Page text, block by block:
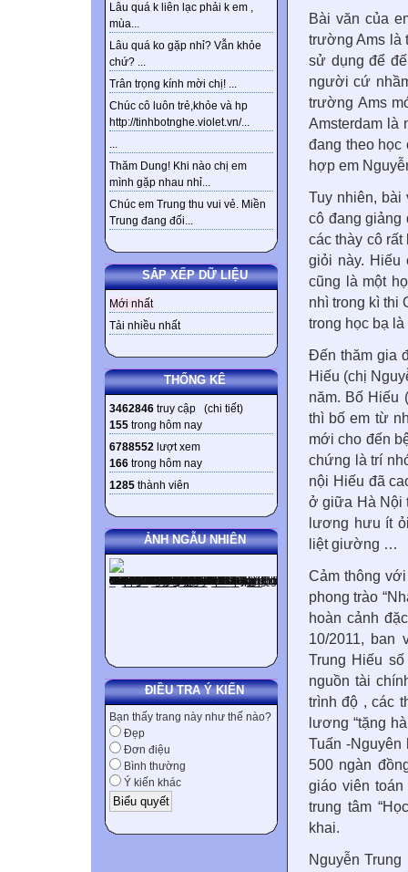
Lâu quá k liên lạc phải k em ,
mùa...
Lâu quá ko gặp nhỉ? Vẫn khỏe
chứ? ...
Trân trọng kính mời chị! ...
Chúc cô luôn trẻ,khỏe và hp
http://tinhbotnghe.violet.vn/...
...
Thăm Dung! Khi nào chị em
mình gặp nhau nhỉ...
Chúc em Trung thu vui vẻ. Miền
Trung đang đối...
SẮP XẾP DỮ LIỆU
Mới nhất
Tải nhiều nhất
THỐNG KÊ
3462846 truy cập (chi tiết)
155 trong hôm nay
6788552 lượt xem
166 trong hôm nay
1285 thành viên
ẢNH NGẪU NHIÊN
ĐIỀU TRA Ý KIẾN
Bạn thấy trang này như thế nào?
Đẹp
Đơn điệu
Bình thường
Ý kiến khác
Bài văn của
trường Ams là
sử dụng để
người cứ
trường Ams
Amsterdam là
đang theo
hợp em
Tuy nhiên, bài
cô đang giảng
các thày cô
giỏi này. Hiếu
cũng là một
nhì trong kì thi
trong học bạ
Đến thăm gia
Hiếu (chị
năm. Bố Hiếu
thì bố em từ
mới cho đến
chứng là trí
nội Hiếu đã
ở giữa Hà Nội
lương hưu ít
liệt giường …
Cảm thông
phong trào
hoàn cảnh
10/2011, ban
Trung Hiếu
nguồn tài
trình độ , các
lương “tặng
Tuấn -Nguyên
500 ngàn
giáo viên
trung tâm
khai.
Nguyễn